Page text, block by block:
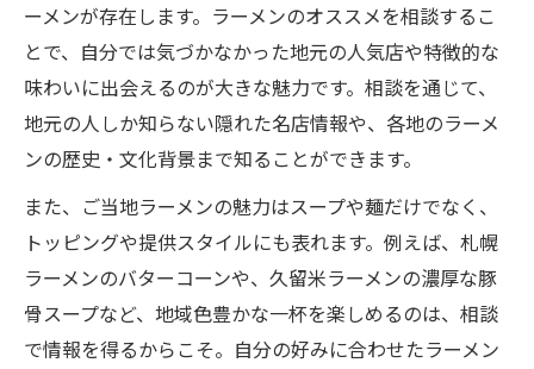
ーメンが存在します。ラーメンのオススメを相談するこ
とで、自分では気づかなかった地元の人気店や特徴的な
味わいに出会えるのが大きな魅力です。相談を通じて、
地元の人しか知らない隠れた名店情報や、各地のラーメ
ンの歴史・文化背景まで知ることができます。
また、ご当地ラーメンの魅力はスープや麺だけでなく、
トッピングや提供スタイルにも表れます。例えば、札幌
ラーメンのバターコーンや、久留米ラーメンの濃厚な豚
骨スープなど、地域色豊かな一杯を楽しめるのは、相談
で情報を得るからこそ。自分の好みに合わせたラーメン